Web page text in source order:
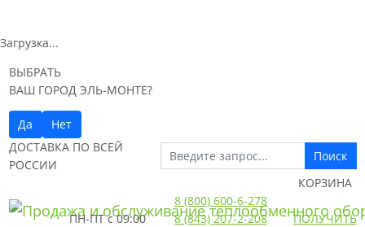
Загрузка...
ВЫБРАТЬ
ВАШ ГОРОД ЭЛЬ-МОНТЕ?
Да
Нет
ДОСТАВКА ПО ВСЕЙ
РОССИИ
Поиск
ПН-ПТс 09:00
8 (800) 600-6-278
8 (843) 207-2-208
КОРЗИНА
ПОЛУЧИТЬ